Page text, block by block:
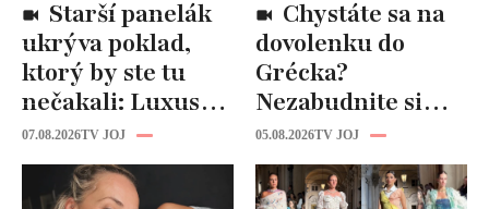
ukrýva poklad,
ktorý by ste tu
nečakali: Luxusná
kuchyňa aj
kúpeľňa ako z
novostavby!
07.08.2026TV JOJ
dovolenku do
Grécka?
Nezabudnite si
odtiaľ uloviť tieto
štýlové kúsky
05.08.2026TV JOJ